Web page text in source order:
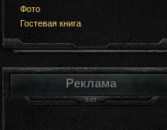
Фото
Гостевая книга
Реклама